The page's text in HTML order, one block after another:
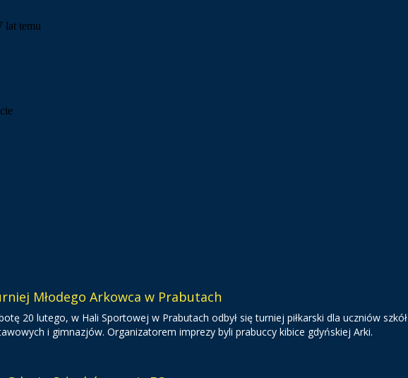
Młodego Arkowca w Prabutach
20 lutego, w Hali Sportowej w Prabutach odbył się turniej piłkarski dla uczniów szkół
i gimnazjów. Organizatorem imprezy byli prabuccy kibice gdyńskiej Arki.